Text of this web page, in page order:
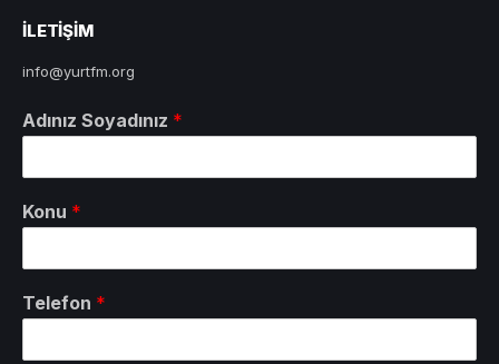
ILETIŞIM
info@yurtfm.org
Adınız Soyadınız *
Konu *
Telefon *